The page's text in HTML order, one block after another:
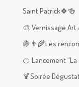
Saint Patrick🍀🍻
🎨 Vernissage Art
🍇👨‍🌾Les
🍊 Lancement
🍹Soirée